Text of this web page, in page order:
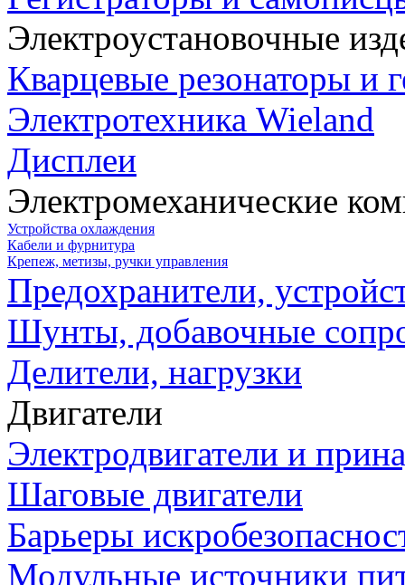
Электроустановочные
Кварцевые резонаторы и
Электротехника Wieland
Дисплеи
Электромеханические
Устройства охлаждения
Кабели и фурнитура
Крепеж, метизы, ручки управления
Предохранители,
Шунты, добавочные
Делители, нагрузки
Двигатели
Электродвигатели и
Шаговые двигатели
Барьеры
Модульные источники